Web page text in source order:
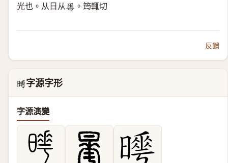
光也。从日从𠌶 。筠輒切
反饋
𣋌 字源字形
字源演變